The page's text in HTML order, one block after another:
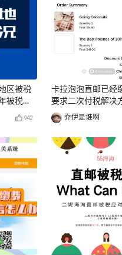
区被税
被税经
942
卡拉泡泡直邮已经
要求二次付税解决
乔伊是谁啊